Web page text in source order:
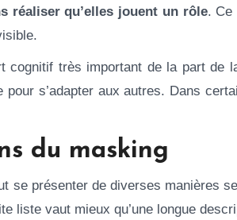
réaliser qu’elles jouent un rôle. Ce
cognitif très important de la part de
pour s’adapter aux autres. Dans
du masking
se présenter de diverses manières
liste vaut mieux qu’une longue